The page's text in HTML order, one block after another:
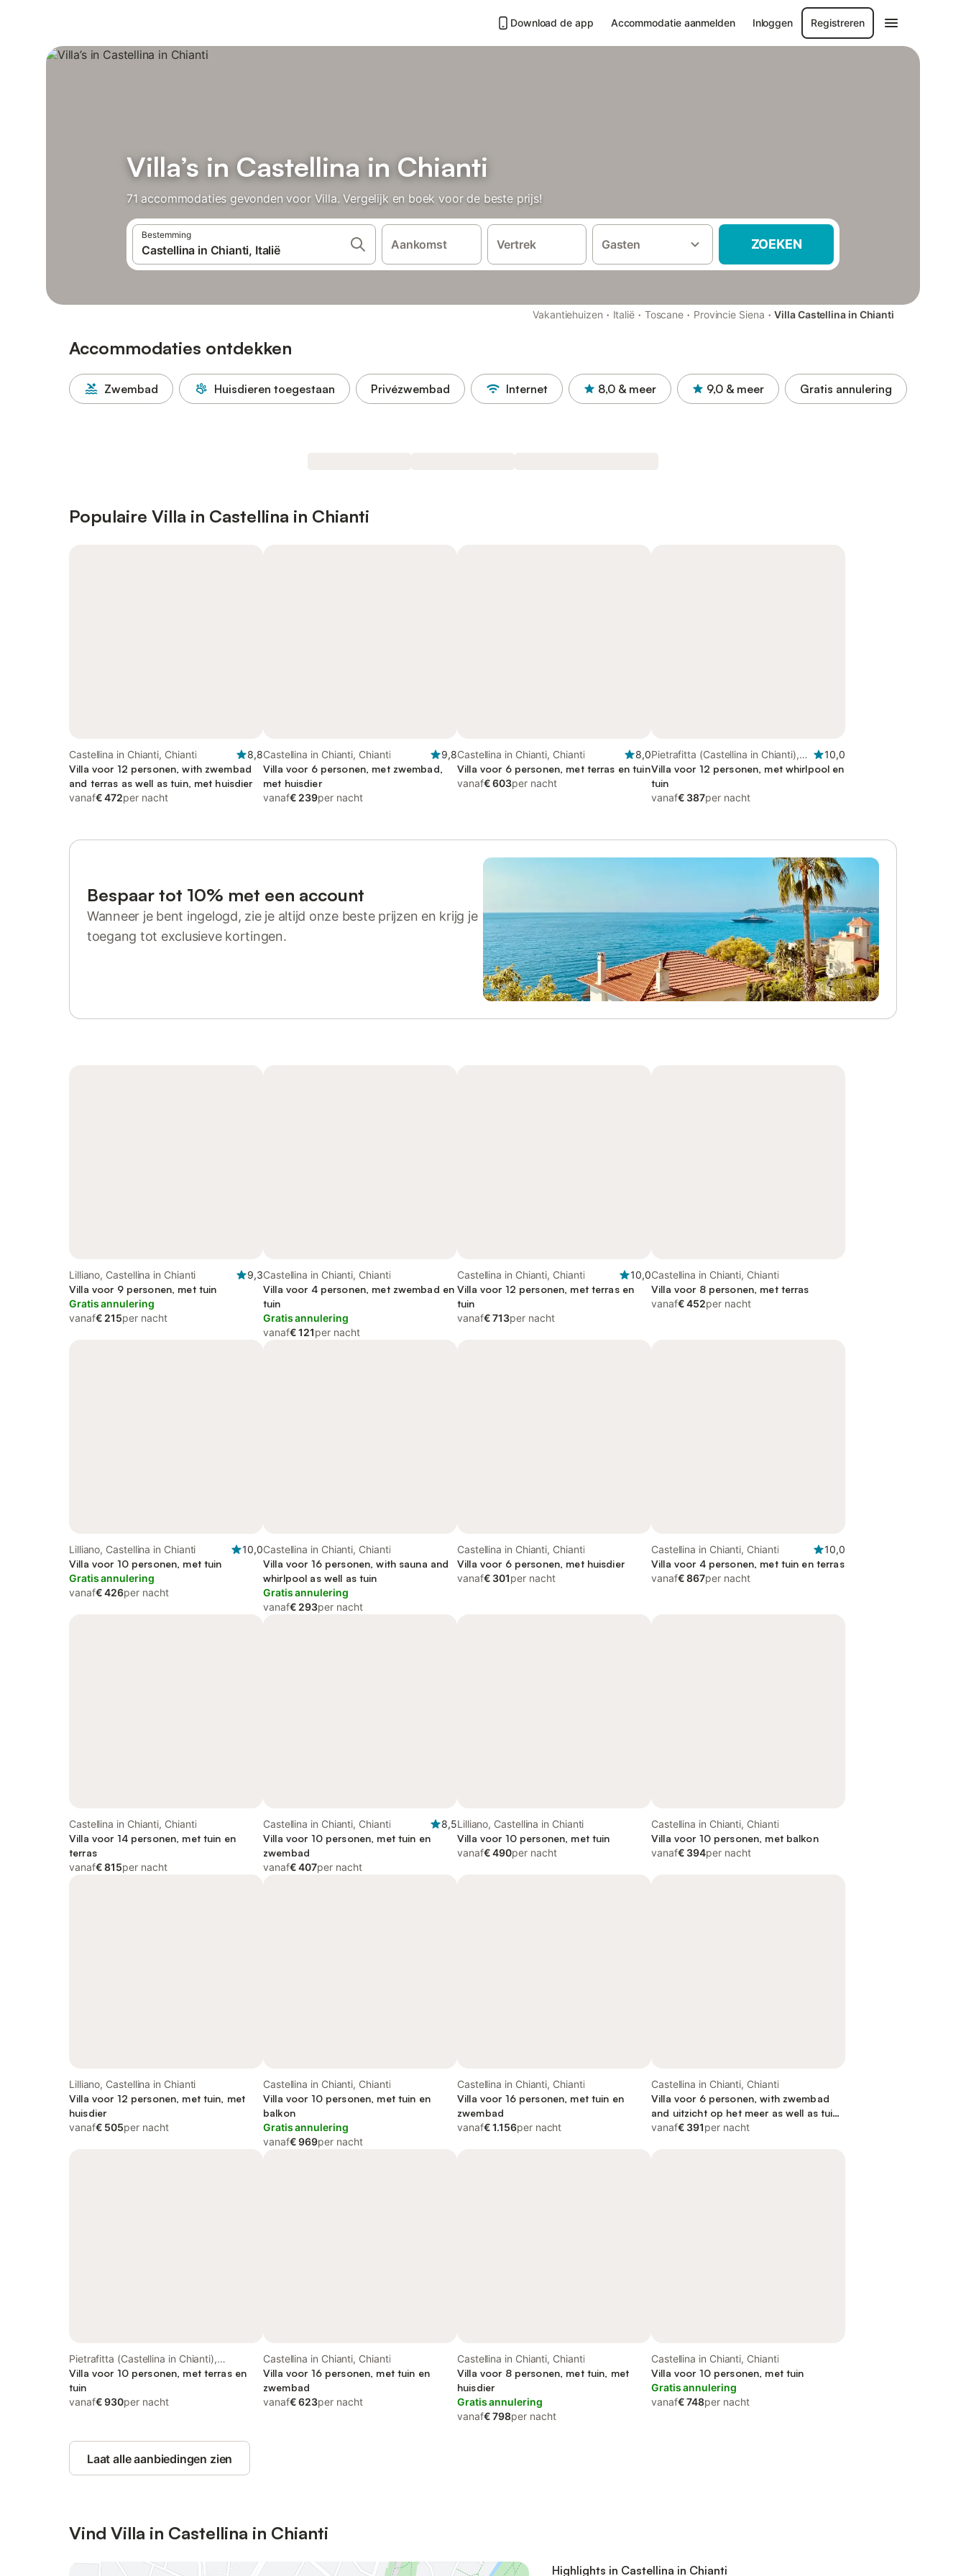
Download de app Accommodatie aanmelden Inloggen Registreren
Villa’s in Castellina in Chianti
71 accommodaties gevonden voor Villa. Vergelijk en boek voor de beste prijs!
Bestemming
Aankomst Vertrek Gasten ZOEKEN
Vakantiehuizen · Italië · Toscane · Provincie Siena · Villa Castellina in Chianti
Accommodaties ontdekken
Zwembad Huisdieren toegestaan Privézwembad Internet 8,0 & meer 9,0 & meer Gratis annulering
Populaire Villa in Castellina in Chianti
Castellina in Chianti, Chianti
8,8
Villa voor 12 personen, with zwembad
and terras as well as tuin, met huisdier
vanaf€ 472per nacht
Castellina in Chianti, Chianti
9,8
Villa voor 6 personen, met zwembad,
met huisdier
vanaf€ 239per nacht
Castellina in Chianti, Chianti
8,0
Villa voor 6 personen, met terras en tuin
vanaf€ 603per nacht
Pietrafitta (Castellina in Chianti),
Castellina in Chianti
10,0
Villa voor 12 personen, met whirlpool en
tuin
vanaf€ 387per nacht
Bespaar tot 10% met een account
Wanneer je bent ingelogd, zie je altijd onze beste prijzen en krijg je
toegang tot exclusieve kortingen.
Lilliano, Castellina in Chianti
9,3
Villa voor 9 personen, met tuin
Gratis annulering
vanaf€ 215per nacht
Castellina in Chianti, Chianti
Villa voor 4 personen, met zwembad en
tuin
Gratis annulering
vanaf€ 121per nacht
Castellina in Chianti, Chianti
10,0
Villa voor 12 personen, met terras en
tuin
vanaf€ 713per nacht
Castellina in Chianti, Chianti
Villa voor 8 personen, met terras
vanaf€ 452per nacht
Lilliano, Castellina in Chianti
10,0
Villa voor 10 personen, met tuin
Gratis annulering
vanaf€ 426per nacht
Castellina in Chianti, Chianti
Villa voor 16 personen, with sauna and
whirlpool as well as tuin
Gratis annulering
vanaf€ 293per nacht
Castellina in Chianti, Chianti
Villa voor 6 personen, met huisdier
vanaf€ 301per nacht
Castellina in Chianti, Chianti
10,0
Villa voor 4 personen, met tuin en terras
vanaf€ 867per nacht
Castellina in Chianti, Chianti
Villa voor 14 personen, met tuin en
terras
vanaf€ 815per nacht
Castellina in Chianti, Chianti
8,5
Villa voor 10 personen, met tuin en
zwembad
vanaf€ 407per nacht
Lilliano, Castellina in Chianti
Villa voor 10 personen, met tuin
vanaf€ 490per nacht
Castellina in Chianti, Chianti
Villa voor 10 personen, met balkon
vanaf€ 394per nacht
Lilliano, Castellina in Chianti
Villa voor 12 personen, met tuin, met
huisdier
vanaf€ 505per nacht
Castellina in Chianti, Chianti
Villa voor 10 personen, met tuin en
balkon
Gratis annulering
vanaf€ 969per nacht
Castellina in Chianti, Chianti
Villa voor 16 personen, met tuin en
zwembad
vanaf€ 1.156per nacht
Castellina in Chianti, Chianti
Villa voor 6 personen, with zwembad
and uitzicht op het meer as well as tuin,
met huisdier
vanaf€ 391per nacht
Pietrafitta (Castellina in Chianti),
Castellina in Chianti
Villa voor 10 personen, met terras en
tuin
vanaf€ 930per nacht
Castellina in Chianti, Chianti
Villa voor 16 personen, met tuin en
zwembad
vanaf€ 623per nacht
Castellina in Chianti, Chianti
Villa voor 8 personen, met tuin, met
huisdier
Gratis annulering
vanaf€ 798per nacht
Castellina in Chianti, Chianti
Villa voor 10 personen, met tuin
Gratis annulering
vanaf€ 748per nacht
Laat alle aanbiedingen zien
Vind Villa in Castellina in Chianti
Highlights in Castellina in Chianti